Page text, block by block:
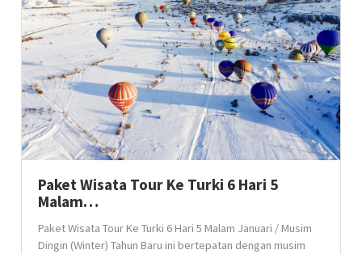
Paket Wisata Tour Ke Turki 6 Hari 5
Malam…
Paket Wisata Tour Ke Turki 6 Hari 5 Malam Januari / Musim
Dingin (Winter) Tahun Baru ini bertepatan dengan musim